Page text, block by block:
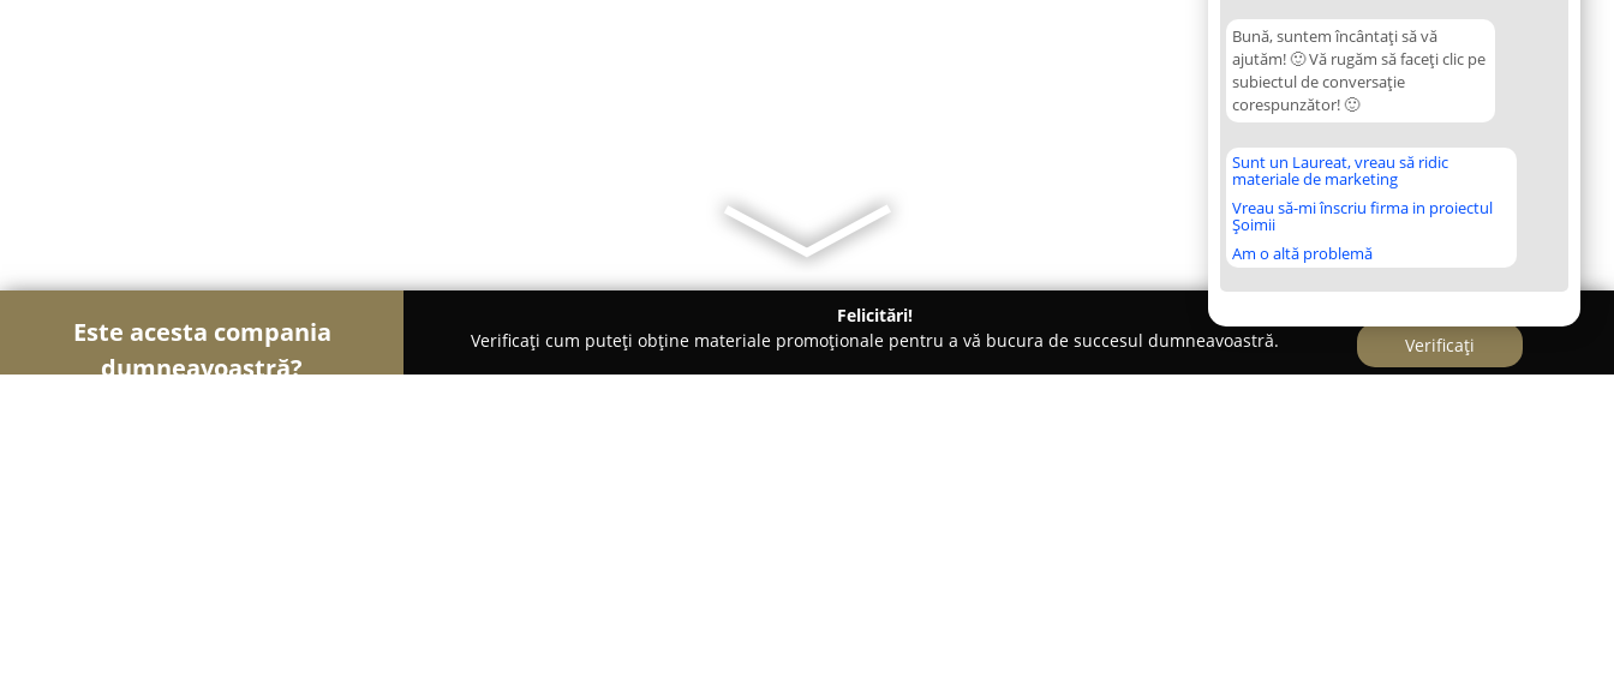
Bună, suntem încântați să vă
ajutăm! 🙂 Vă rugăm să faceți clic pe
subiectul de conversație
corespunzător! 🙂
Sunt un Laureat, vreau să ridic
materiale de marketing
Vreau să-mi înscriu firma in proiectul
Șoimii
Am o altă problemă
Este acesta compania
dumneavoastră?
Felicitări!
Verificați cum puteți obține materiale promoționale pentru a vă bucura de succesul dumneavoastră.
Verificați